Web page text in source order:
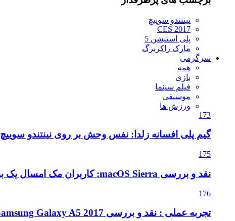
نینتندو سوییچ
CES 2017
پلی استیشن 5
مارک زاکربرگ
سرگرمی
همه
بازی
فیلم سینما
موسیقی
ورزش ها
173
گیم پلی افسانه زلدا: نفس وحش بر روی نینتندو سوییچ
175
نقد و بررسی macOS Sierra: کاربران مک امسال یک به روزرسانی متوسط را دریافت می کنند
176
تجربه عملی : نقد و بررسی Samsung Galaxy A5 2017